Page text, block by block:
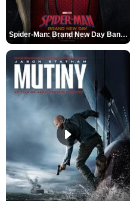
Spider-Man: Brand New Day Bande-annonce VO STFR